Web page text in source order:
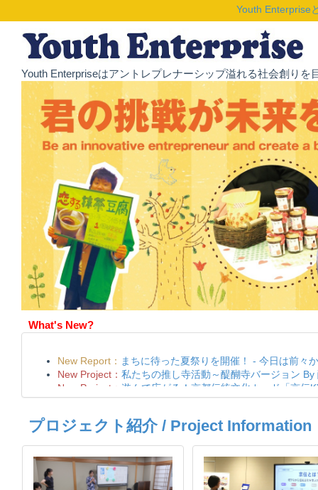
Youth Enterprise
Youth Enterpriseはアントレプレナーシップ溢れる社会創り
What's New?
プロジェクト紹介 / Project Information